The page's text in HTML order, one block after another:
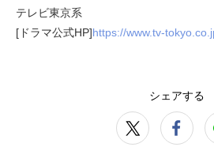
テレビ東京系
[ドラマ公式HP]https://www.tv-
シェアする